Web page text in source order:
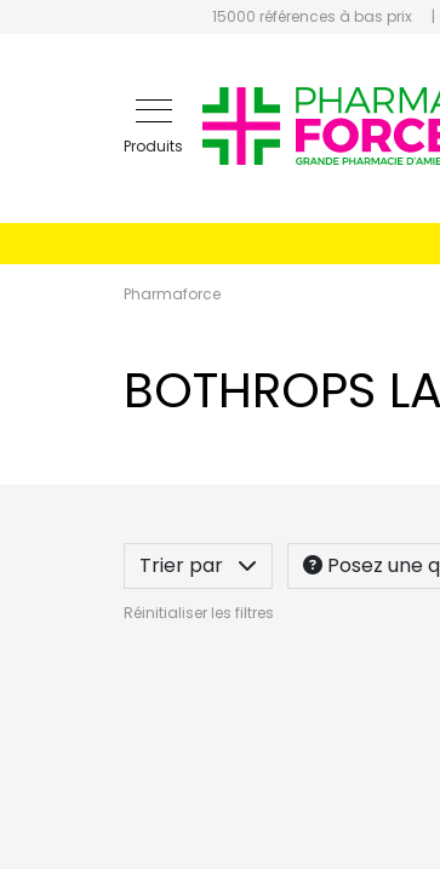
15000 références à bas prix |
Produits
Pharmaforce
BOTHROPS
Trier par Posez une
Réinitialiser les filtres